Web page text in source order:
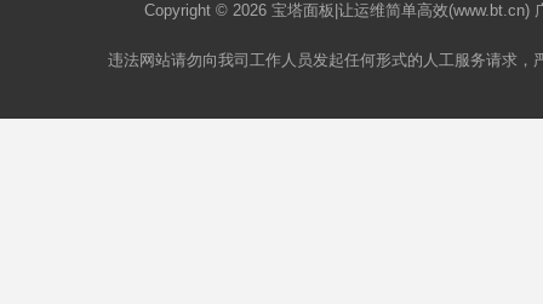
Copyright © 2026 宝塔面板 |让运维简单高效
违法网站请勿向我司工作人员发起任何形式的人工服务请求，